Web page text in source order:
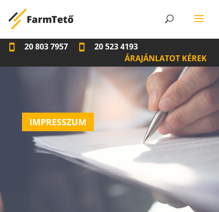
20 803 7957
20 523 4193
ÁRAJÁNLATOT KÉREK
IMPRESSZUM